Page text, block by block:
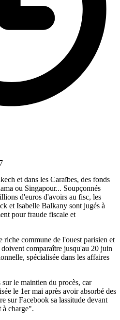
et dans les Caraïbes, des fonds
ou Singapour... Soupçonnés
d'euros d'avoirs au fisc, les
et Isabelle Balkany sont jugés à
pour fraude fiscale et
commune de l'ouest parisien et
comparaître jusqu'au 20 juin
spécialisée dans les affaires
le maintien du procès, car
le 1er mai après avoir absorbé des
sur Facebook sa lassitude devant
à charge".